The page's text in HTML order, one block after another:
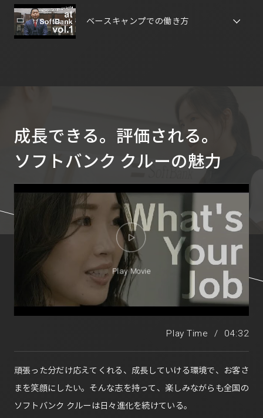
ベースキャンプでの働き方
Play Movie
成長できる。評価される。
ソフトバンク クルーの魅力
Play Time / 04:32
頑張った分だけ応えてくれる、成長していける環境で、お客さ
まを笑顔にしたい。そんな志を持って、楽しみながらも全国の
ソフトバンク クルーは日々進化を続けている。